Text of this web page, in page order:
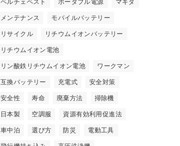
ペルチェベスト ポータブル電源 マキタ
メンテナンス モバイルバッテリー
リサイクル リチウムイオンバッテリー
リチウムイオン電池
リン酸鉄リチウムイオン電池 ワークマン
互換バッテリー 充電式 安全対策
安全性 寿命 廃棄方法 掃除機
日本製 空調服 資源有効利用促進法
車中泊 選び方 防災 電動工具